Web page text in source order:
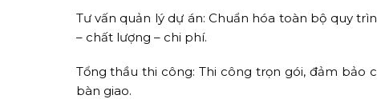
Tư vấn quản lý dự án: Chuẩn hóa toàn bộ quy
– chất lượng – chi phí.
Tổng thầu thi công: Thi công trọn gói, đảm bảo
bàn giao.